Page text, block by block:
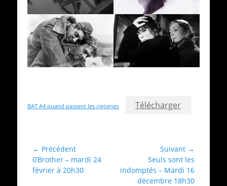
BAT A4 quand passent les cigognes Télécharger
Navigation
de
l’article
← Précédent
Article
précédent :
0’Brother – mardi 24
février à 20h30
Suivant →
suivant :
Seuls sont les
indomptés – Mardi 16
décembre 18h30